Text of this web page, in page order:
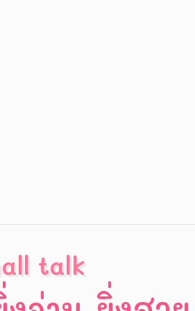
talk